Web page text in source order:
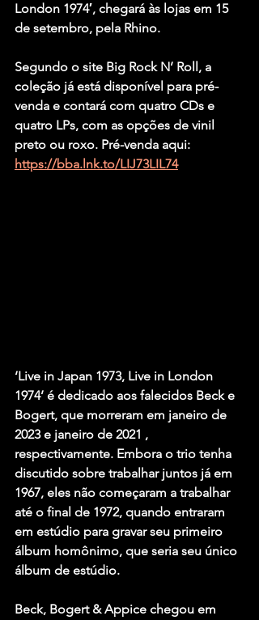
London 1974′, chegará às lojas em 15
de setembro, pela Rhino.
Segundo o site Big Rock N’ Roll, a
coleção já está disponível para pré-
venda e contará com quatro CDs e
quatro LPs, com as opções de vinil
preto ou roxo. Pré-venda aqui:
https://bba.lnk.to/LIJ73LIL74
‘Live in Japan 1973, Live in London
1974’ é dedicado aos falecidos Beck e
Bogert, que morreram em janeiro de
2023 e janeiro de 2021 ,
respectivamente. Embora o trio tenha
discutido sobre trabalhar juntos já em
1967, eles não começaram a trabalhar
até o final de 1972, quando entraram
em estúdio para gravar seu primeiro
álbum homônimo, que seria seu único
álbum de estúdio.
Beck, Bogert & Appice chegou em